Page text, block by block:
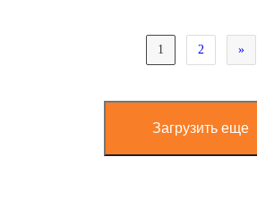
1 2 »
Загрузить еще